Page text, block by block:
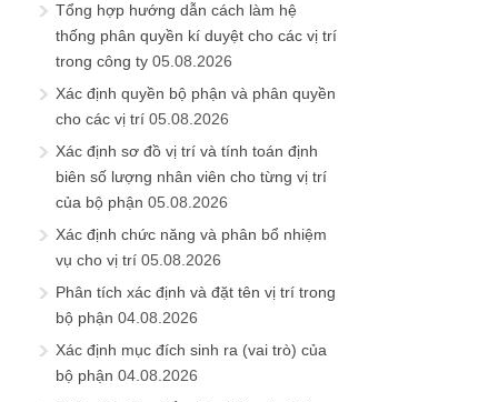
Tổng hợp hướng dẫn cách làm hệ
thống phân quyền kí duyệt cho các vị trí
trong công ty 05.08.2026
Xác định quyền bộ phận và phân quyền
cho các vị trí 05.08.2026
Xác định sơ đồ vị trí và tính toán định
biên số lượng nhân viên cho từng vị trí
của bộ phận 05.08.2026
Xác định chức năng và phân bổ nhiệm
vụ cho vị trí 05.08.2026
Phân tích xác định và đặt tên vị trí trong
bộ phận 04.08.2026
Xác định mục đích sinh ra (vai trò) của
bộ phận 04.08.2026